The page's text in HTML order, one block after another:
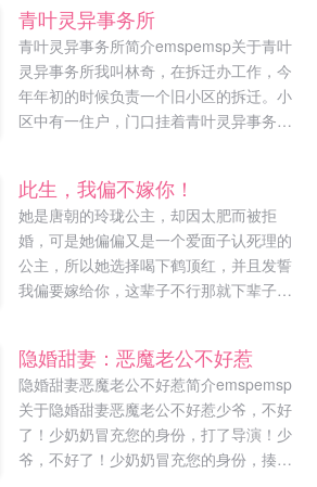
青叶灵异事务所
青叶灵异事务所简介emspemsp关于青叶
灵异事务所我叫林奇，在拆迁办工作，今
年年初的时候负责一个旧小区的拆迁。小
区中有一住户，门口挂着青叶灵异事务所
中，整齐陈列着大量文件和资料。我好奇
之下，将之整理，发现了一个藏在现世下
怪诞又恐怖的世界。档案中记载的事件也
逐渐出现在了我的生活中首发
woo18υippo1⒏υip...
此生，我偏不嫁你！
她是唐朝的玲珑公主，却因太肥而被拒
婚，可是她偏偏又是一个爱面子认死理的
公主，所以她选择喝下鹤顶红，并且发誓
我偏要嫁给你，这辈子不行那就下辈子！
变了模样，不仅如此整个世界都变了样
子。是重生？还能否再见到他？可就是在
她慢慢的融入这个新时代的时候，却发现
了一个一千多年前的阴谋。原来这一切都
是如果您喜欢此生，我偏不嫁你！，别忘
隐婚甜妻：恶魔老公不好惹
隐婚甜妻恶魔老公不好惹简介emspemsp
关于隐婚甜妻恶魔老公不好惹少爷，不好
了！少奶奶冒充您的身份，打了导演！少
爷，不好了！少奶奶冒充您的身份，揍了